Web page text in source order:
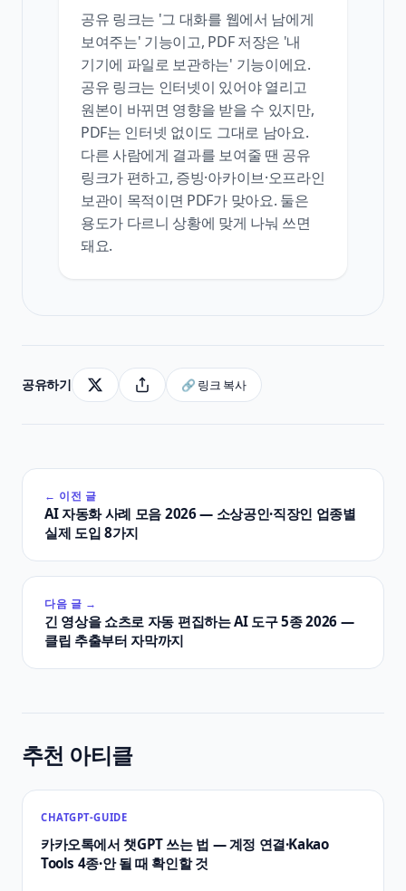
공유 링크는 '그 대화를 웹에서 남에게
보여주는' 기능이고, PDF 저장은 '내
기기에 파일로 보관하는' 기능이에요.
공유 링크는 인터넷이 있어야 열리고
원본이 바뀌면 영향을 받을 수 있지만,
PDF는 인터넷 없이도 그대로 남아요.
다른 사람에게 결과를 보여줄 땐 공유
링크가 편하고, 증빙·아카이브·오프라인
보관이 목적이면 PDF가 맞아요. 둘은
용도가 다르니 상황에 맞게 나눠 쓰면
돼요.
공유하기 🔗 링크 복사
← 이전 글
AI 자동화 사례 모음 2026 — 소상공인·직장인 업종별
실제 도입 8가지
다음 글 →
긴 영상을 쇼츠로 자동 편집하는 AI 도구 5종 2026 —
클립 추출부터 자막까지
추천 아티클
CHATGPT-GUIDE
카카오톡에서 챗GPT 쓰는 법 — 계정 연결·Kakao
Tools 4종·안 될 때 확인할 것